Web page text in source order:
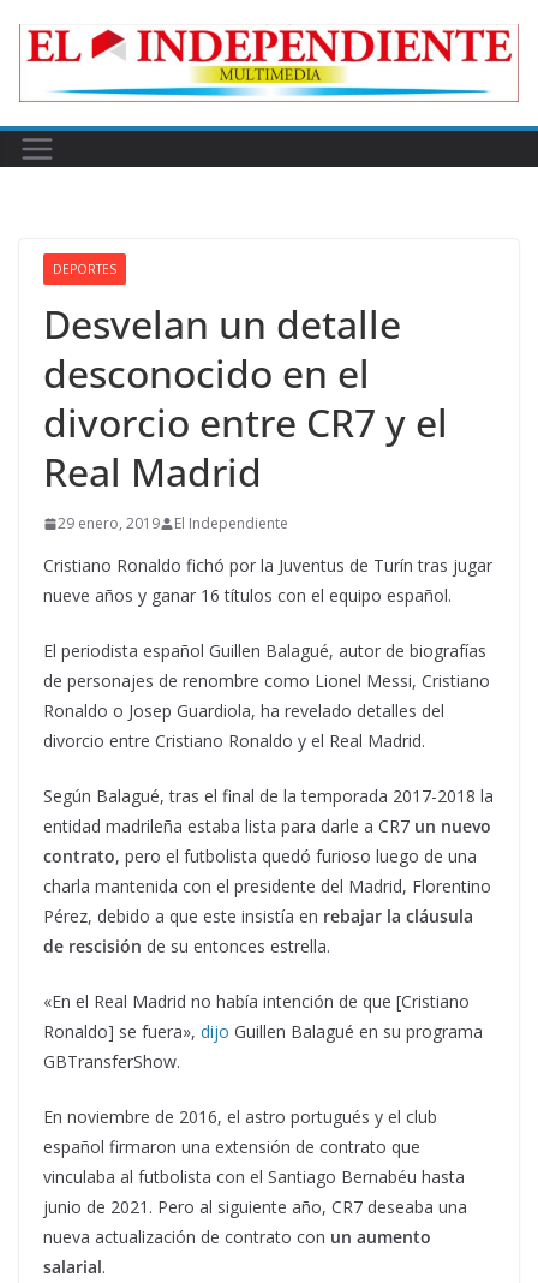
DEPORTES
Desvelan un detalle
desconocido en el
divorcio entre CR7 y el
Real Madrid
29 enero, 2019 El Independiente
Cristiano Ronaldo fichó por la Juventus de Turín tras jugar
nueve años y ganar 16 títulos con el equipo español.
El periodista español Guillen Balagué, autor de biografías
de personajes de renombre como Lionel Messi, Cristiano
Ronaldo o Josep Guardiola, ha revelado detalles del
divorcio entre Cristiano Ronaldo y el Real Madrid.
Según Balagué, tras el final de la temporada 2017-2018 la
entidad madrileña estaba lista para darle a CR7 un nuevo
contrato, pero el futbolista quedó furioso luego de una
charla mantenida con el presidente del Madrid, Florentino
Pérez, debido a que este insistía en rebajar la cláusula
de rescisión de su entonces estrella.
«En el Real Madrid no había intención de que [Cristiano
Ronaldo] se fuera», dijo Guillen Balagué en su programa
GBTransferShow.
En noviembre de 2016, el astro portugués y el club
español firmaron una extensión de contrato que
vinculaba al futbolista con el Santiago Bernabéu hasta
junio de 2021. Pero al siguiente año, CR7 deseaba una
nueva actualización de contrato con un aumento
salarial.